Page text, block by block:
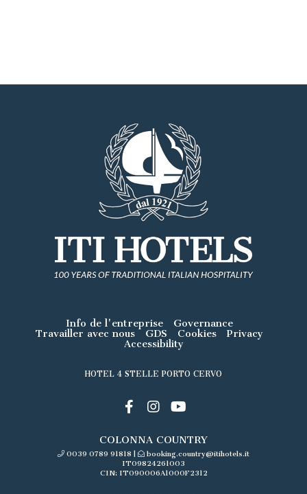
Info de l'entreprise
Governance
Travailler avec nous
GDS Cookies
Privacy
Accessibility
HOTEL 4 STELLE PORTO CERVO
COLONNA COUNTRY
0039 0789 91818 |
booking.country@itihotels.it
IT09824261003
CIN: IT090006A1000F2312